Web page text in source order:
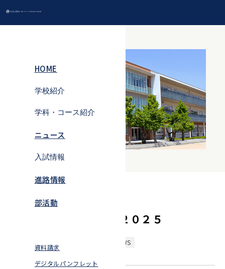
HOME
学校紹介
学校紹介トップ
校長室
教育理念・教育
施設紹介
学科・コース紹介
学科・コース紹
コース
普通科・進学
ス
ニュース
入試情報
入試情報
中学生対象イベ
進路情報
部活動
資料請求
デジタルパンフレット
2025.08.03
オープンキャンパス２０２５
学科・コースNEWS